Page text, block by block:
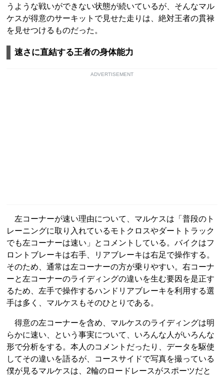
うような戦いができない状態が続いているが、そんなマル
ケスが得意のサーキットで見せた走りは、絶対王者の貫禄
を見せつけるものだった。
速さに直結する王者の身体能力
ADVERTISEMENT
左コーナーが速い理由について、マルケスは「普段のト
レーニングに取り入れているモトクロスやダートトラック
でも左コーナーは速い」とコメントしている。バイクはフ
ロントブレーキは右手、リアブレーキは右足で操作する。
そのため、通常は左コーナーの方が乗りやすい。右コーナ
ーと左コーナーのライディングの違いを生む要因を是正す
るため、左手で操作するハンドリアブレーキを利用する選
手は多く、マルケスもそのひとりである。
得意の左コーナーを含め、マルケスのライディングは明
らかに速い、という事実について、いろんな人がいろんな
形で分析をする。本人のコメントだったり、データを駆使
してその違いを語るが、コースサイドで写真を撮っている
僕が見るマルケスは、2輪のロードレースがスポーツだと